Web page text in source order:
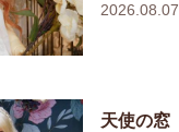
2026.08.07
天使の窓